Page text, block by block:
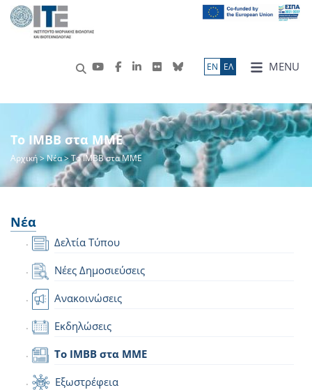
MENU
ΕN ΕΛ
Το IMBB στα ΜΜΕ
Αρχική>Νέα> Το IMBB στα ΜΜΕ
Νέα
Δελτία Τύπου
Νέες Δημοσιεύσεις
Ανακοινώσεις
Εκδηλώσεις
Το IMBB στα ΜΜΕ
Εξωστρέφεια